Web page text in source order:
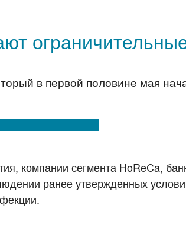
в первой половине мая
компании сегмента HoReCa,
ранее утвержденных